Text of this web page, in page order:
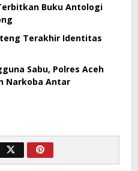
Buku Antologi
Terakhir Identitas
Sabu, Polres Aceh
Narkoba Antar